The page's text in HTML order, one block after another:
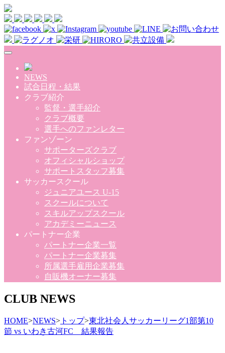
Skip to main content
NEWS
試合日程・結果
クラブ紹介
監督・選手紹介
クラブ概要
選手へのファンレター
ファンゾーン
サポーターズクラブ
オフィシャルショップ
サポートスタッフ募集
サッカースクール
ジュニアユース U-15
スクールについて
スキルアップスクール
アカデミーニュース
パートナー企業
パートナー企業一覧
パートナー企業募集
所属選手雇用企業募集
自販機オーナー募集
CLUB NEWS
HOME>NEWS> トップ>東北社会人サッカーリーグ1部第10
節 vs いわき古河FC 結果報告